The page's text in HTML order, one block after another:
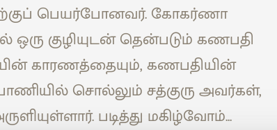
பெயர்போனவர். கோகர்ணா
ஒரு குழியுடன் தென்படும் கணபதி
காரணத்தையும், கணபதியின்
சொல்லும் சத்குரு அவர்கள்,
படித்து மகிழ்வோம்...